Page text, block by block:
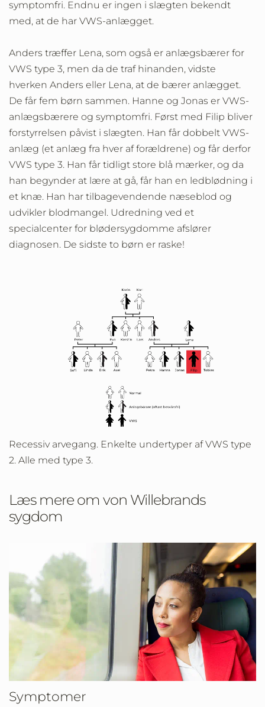
symptomfri. Endnu er ingen i slægten bekendt
med, at de har VWS-anlægget.
Anders træffer Lena, som også er anlægsbærer for
VWS type 3, men da de traf hinanden, vidste
hverken Anders eller Lena, at de bærer anlægget.
De får fem børn sammen. Hanne og Jonas er VWS-
anlægsbærere og symptomfri. Først med Filip bliver
forstyrrelsen påvist i slægten. Han får dobbelt VWS-
anlæg (et anlæg fra hver af forældrene) og får derfor
VWS type 3. Han får tidligt store blå mærker, og da
han begynder at lære at gå, får han en ledblødning i
et knæ. Han har tilbagevendende næseblod og
udvikler blodmangel. Udredning ved et
specialcenter for blødersygdomme afslører
diagnosen. De sidste to børn er raske!
Recessiv arvegang. Enkelte undertyper af VWS type
2. Alle med type 3.
Læs mere om von Willebrands
sygdom
Symptomer